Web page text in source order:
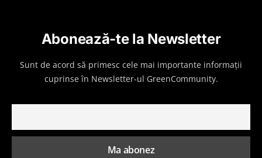
Abonează-te la Newsletter
Sunt de acord să primesc cele mai importante informații
cuprinse în Newsletter-ul GreenCommunity.